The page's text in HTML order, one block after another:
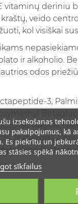
vitaminų deriniu
veido
kol visiškai
ir alkoholio.
odos
3,
30 Alkyl
Butylene
Hexyllactone
izsekošanas
pakalpojumus, kā
Es piekrītu un
stāsies spēkā
sīkfailus